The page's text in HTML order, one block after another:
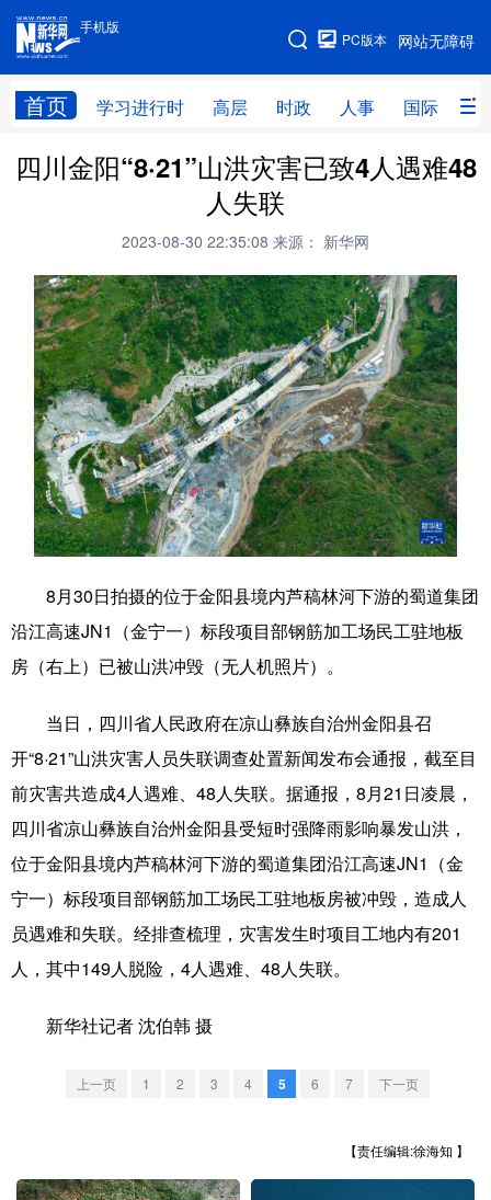
手机版
网站无障碍
PC版本
首页 学习进行时 高层 时政 人事 国际 财
手机版
网站地图
学习进行时 高层 时政 人事
全球连线
科技 科创 量子 体育
文化 书画 健康 军事
访谈 视频 图片 政务
法律 中央文件 金融 汽车
食品 人居 信息化 数字经济
学术中国 乡村振兴 银龄 溯源中国
彩票 娱乐 时尚 悦读
公益 一带一路 亚太网
文化产业
地方频道
天津
辽宁 吉林 上海 江苏
浙江 安徽 福建 江西
广东 广西
四川 贵州 云南 西藏
四川金阳“8·21”山洪灾害已致4人遇难48
人失联
2023-08-30 22:35:08 来源： 新华网
8月30日拍摄的位于金阳县境内芦稿林河下游的蜀道集团
沿江高速JN1（金宁一）标段项目部钢筋加工场民工驻地板
房（右上）已被山洪冲毁（无人机照片）。
当日，四川省人民政府在凉山彝族自治州金阳县召
开“8·21”山洪灾害人员失联调查处置新闻发布会通报，截至目
前灾害共造成4人遇难、48人失联。据通报，8月21日凌晨，
四川省凉山彝族自治州金阳县受短时强降雨影响暴发山洪，
位于金阳县境内芦稿林河下游的蜀道集团沿江高速JN1（金
宁一）标段项目部钢筋加工场民工驻地板房被冲毁，造成人
员遇难和失联。经排查梳理，灾害发生时项目工地内有201
人，其中149人脱险，4人遇难、48人失联。
新华社记者 沈伯韩 摄
上一页 1 2 3 4 5 6 7 下一页
【责任编辑:徐海知 】